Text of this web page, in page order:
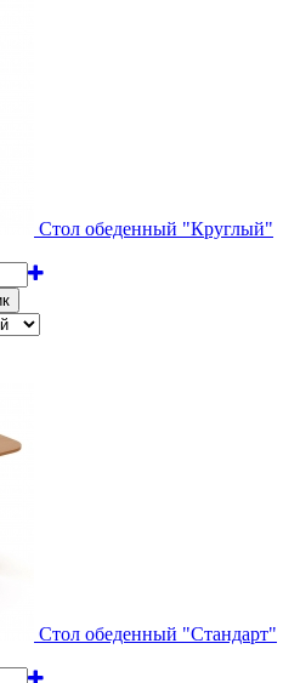
Стол обеденный "Круглый"
Стол обеденный "Стандарт"